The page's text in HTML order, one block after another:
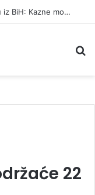
Šta od voća smijete unijeti u Hrvatsku iz BiH: Kazne mogu dostići 13.260 evra
22